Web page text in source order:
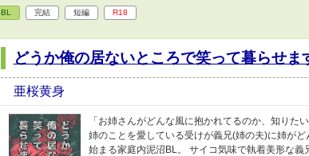
BL 完結 短編 R18
どうか俺の居ないところで笑って暮らせま
亜桜黄身
「お姉さんがどんな風に抱かれてるのか、知り
姉のことを愛している受けが義兄(姉の夫)に姉が
始まる家庭内泥沼BL。 サイコ気味で執着美形な